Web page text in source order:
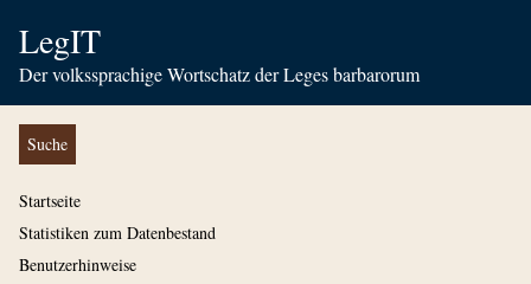
LegIT
Der volkssprachige Wortschatz der Leges barbarorum
Suche
Startseite
Statistiken zum Datenbestand
Benutzerhinweise